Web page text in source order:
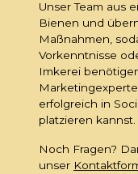
Unser Team aus
Bienen und
Maßnahmen,
Vorkenntnisse
Imkerei
erfolgreich in
platzieren kannst.
Noch Fragen?
unser